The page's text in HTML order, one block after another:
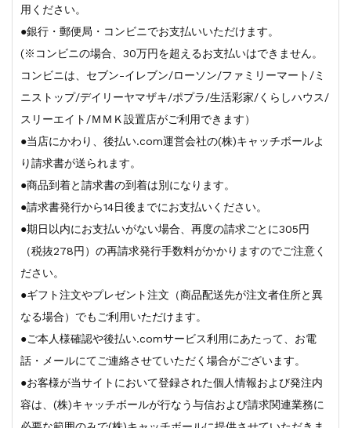
用ください。
●銀行・郵便局・コンビニでお支払いいただけます。
(※コンビニの場合、30万円を超えるお支払いはできません。
コンビニは、セブン-イレブン/ローソン/ファミリーマート/ミ
ニストップ/デイリーヤマザキ/ポプラ/生活彩家/くらしハウス/
スリーエイト/ＭＭＫ設置店がご利用できます）
●当店にかわり、後払い.com運営会社の(株)キャッチボールよ
り請求書が送られます。
●商品到着と請求書の到着は別になります。
●請求書発行から14日後までにお支払いください。
●期日以内にお支払いがない場合、再度の請求ごとに305円
（税抜278円）の再請求発行手数料がかかりますのでご注意く
ださい。
●ギフト注文やプレゼント注文（商品配送先が注文者住所と異
なる場合）でもご利用いただけます。
●ご本人様確認や後払い.comサービス利用にあたって、お電
話・メールにてご連絡させていただく場合がございます。
●お客様が当サイトにおいて登録された個人情報および発注内
容は、(株)キャッチボールが行なう与信および請求関連業務に